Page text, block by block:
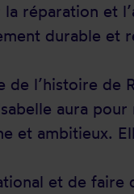
réparation et
durable et
l’histoire de
aura
et ambitieux.
et de